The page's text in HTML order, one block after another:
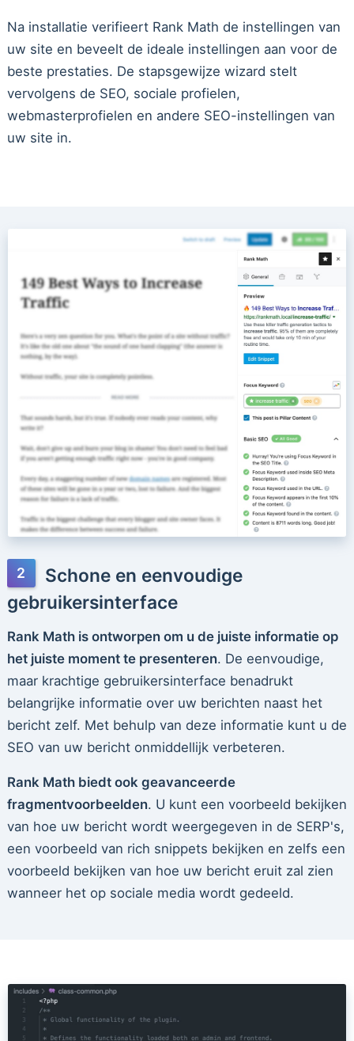
Na installatie verifieert Rank Math de instellingen van
uw site en beveelt de ideale instellingen aan voor de
beste prestaties. De stapsgewijze wizard stelt
vervolgens de SEO, sociale profielen,
webmasterprofielen en andere SEO-instellingen van
uw site in.
Schone en eenvoudige
gebruikersinterface
Rank Math is ontworpen om u de juiste informatie op
het juiste moment te presenteren. De eenvoudige,
maar krachtige gebruikersinterface benadrukt
belangrijke informatie over uw berichten naast het
bericht zelf. Met behulp van deze informatie kunt u de
SEO van uw bericht onmiddellijk verbeteren.
Rank Math biedt ook geavanceerde
fragmentvoorbeelden. U kunt een voorbeeld bekijken
van hoe uw bericht wordt weergegeven in de SERP's,
een voorbeeld van rich snippets bekijken en zelfs een
voorbeeld bekijken van hoe uw bericht eruit zal zien
wanneer het op sociale media wordt gedeeld.